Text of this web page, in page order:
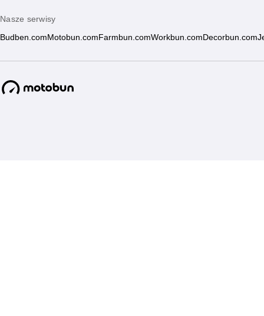
Nasze serwisy
Budben.com Motobun.com Farmbun.comWorkbun.com Decorbun.com